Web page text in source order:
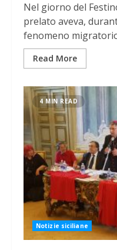
Nel giorno del
prelato aveva,
fenomeno
Read More
4 MIN READ
Notizie siciliane